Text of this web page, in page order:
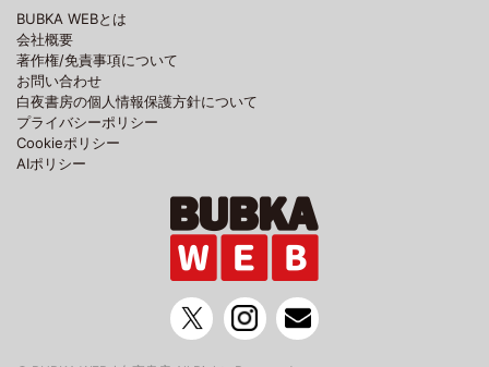
BUBKA WEBとは
会社概要
著作権/免責事項について
お問い合わせ
白夜書房の個人情報保護方針について
プライバシーポリシー
Cookieポリシー
AIポリシー